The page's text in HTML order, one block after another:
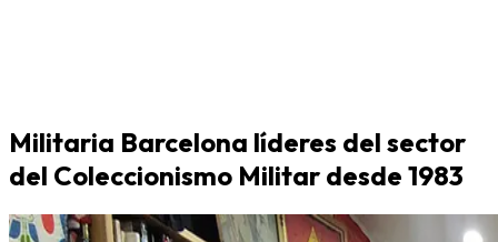
Militaria Barcelona líderes del sector
del Coleccionismo Militar desde 1983